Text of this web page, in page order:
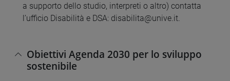
a supporto dello studio, interpreti o altro) contatta
l’ufficio Disabilità e DSA: disabilita@unive.it.
Obiettivi Agenda 2030 per lo sviluppo
sostenibile